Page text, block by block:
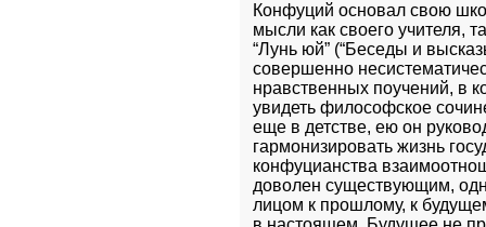
Конфуций основал свою
мысли как своего учителя,
“Лунь юй” (“Беседы и
совершенно
нравственных поучений, в
увидеть философское
еще в детстве, ею он
гармонизировать жизнь
конфуцианства
доволен существующим,
лицом к прошлому, к